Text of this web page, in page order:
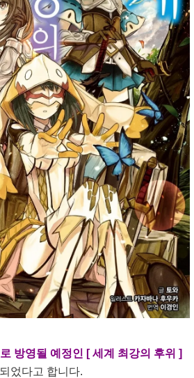
방영될 예정인 [ 세계 최강의 후위 ]
되었다고 합니다.